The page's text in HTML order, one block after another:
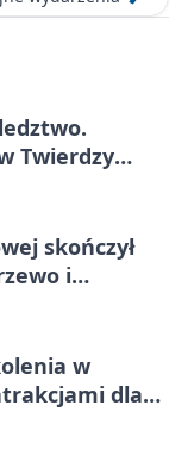
Twierdzy
skończył
i
w
dla